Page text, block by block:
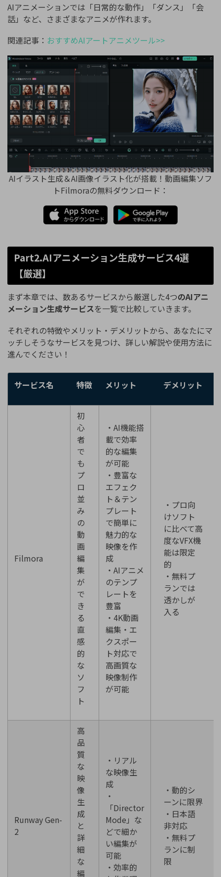
AIアニメーションでは「日常的な動作」「ダンス」「会
話」など、さまざまなアニメが作れます。
関連記事： おすすめAIアートアニメツール>>
AIイラスト生成＆AI画像イラスト化が搭載！動画編集ソフ
トFilmoraの無料ダウンロード：
Part2.AIアニメーション生成サービス4選
【厳選】
まず本章では、数あるサービスから厳選した4つのAIアニ
メーション生成サービスを一覧で比較していきます。
それぞれの特徴やメリット・デメリットから、あなたにマ
ッチしそうなサービスを見つけ、詳しい解説や使用方法に
進んでください！
サービス名 特徴 メリット デメリット
Filmora
初
心
者
で
も
プ
ロ
並
み
の
動
画
編
集
が
で
き
る
直
感
的
な
ソ
フ
ト
・AI機能搭
載で効率
的な編集
が可能
・豊富な
エフェク
ト＆テン
プレート
で簡単に
魅力的な
映像を作
成
・AIアニメ
のテンプ
レートを
豊富
・4K動画
編集・エ
クスポー
ト対応で
高画質な
映像制作
が可能
・プロ向
けソフト
に比べて高
度なVFX機
能は限定
的
・無料プ
ランでは
透かしが
入る
Runway Gen-
2
高
品
質
な
映
像
生
成
と
詳
細
な
編
・リアル
な映像生
成
・
「Director
Mode」な
どで細か
い編集が
可能
・効率的
・動的シ
ーンに限界
・日本語
非対応
・無料プ
ランに制
限